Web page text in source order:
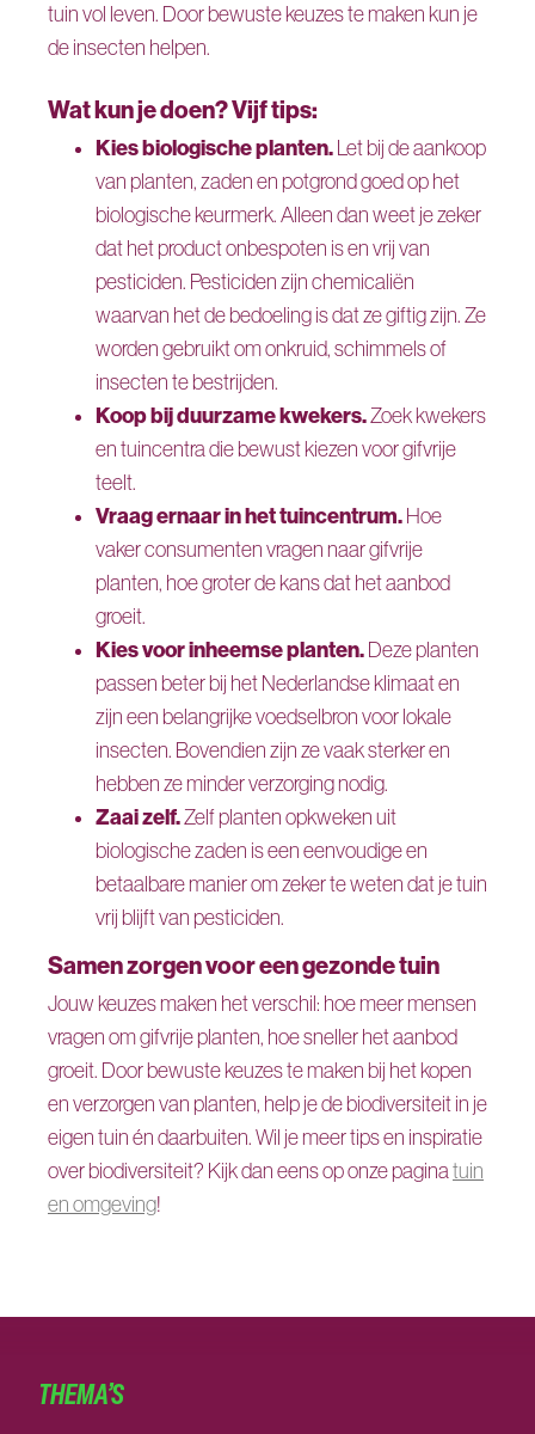
tuin vol leven. Door bewuste keuzes te maken kun je
de insecten helpen.
Wat kun je doen? Vijf tips:
Kies biologische planten. Let bij de aankoop
van planten, zaden en potgrond goed op het
biologische keurmerk. Alleen dan weet je zeker
dat het product onbespoten is en vrij van
pesticiden. Pesticiden zijn chemicaliën
waarvan het de bedoeling is dat ze giftig zijn. Ze
worden gebruikt om onkruid, schimmels of
insecten te bestrijden.
Koop bij duurzame kwekers.Zoek kwekers
en tuincentra die bewust kiezen voor gifvrije
teelt.
Vraag ernaar in het tuincentrum. Hoe
vaker consumenten vragen naar gifvrije
planten, hoe groter de kans dat het aanbod
groeit.
Kies voor inheemse planten. Deze planten
passen beter bij het Nederlandse klimaat en
zijn een belangrijke voedselbron voor lokale
insecten. Bovendien zijn ze vaak sterker en
hebben ze minder verzorging nodig.
Zaai zelf.Zelf planten opkweken uit
biologische zaden is een eenvoudige en
betaalbare manier om zeker te weten dat je tuin
vrij blijft van pesticiden.
Samen zorgen voor een gezonde tuin
Jouw keuzes maken het verschil: hoe meer mensen
vragen om gifvrije planten, hoe sneller het aanbod
groeit. Door bewuste keuzes te maken bij het kopen
en verzorgen van planten, help je de biodiversiteit in je
eigen tuin én daarbuiten. Wil je meer tips en inspiratie
over biodiversiteit? Kijk dan eens op onze pagina tuin
en omgeving!
THEMA’S